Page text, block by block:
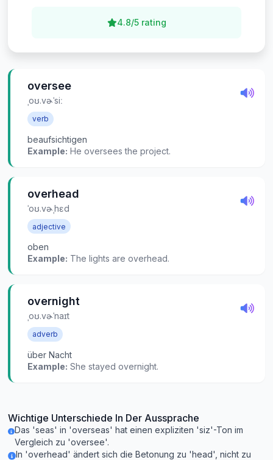
oversee
ˌoʊ.vɚˈsiː
verb
beaufsichtigen
Example: He oversees the project.
overhead
ˈoʊ.vɚˌhɛd
adjective
oben
Example: The lights are overhead.
overnight
ˌoʊ.vɚˈnaɪt
adverb
über Nacht
Example: She stayed overnight.
Wichtige Unterschiede In Der Aussprache
Das 'seas' in 'overseas' hat einen expliziten 'siz'-Ton im
Vergleich zu 'oversee'.
In 'overhead' ändert sich die Betonung zu 'head', nicht zu
4.8/5 rating